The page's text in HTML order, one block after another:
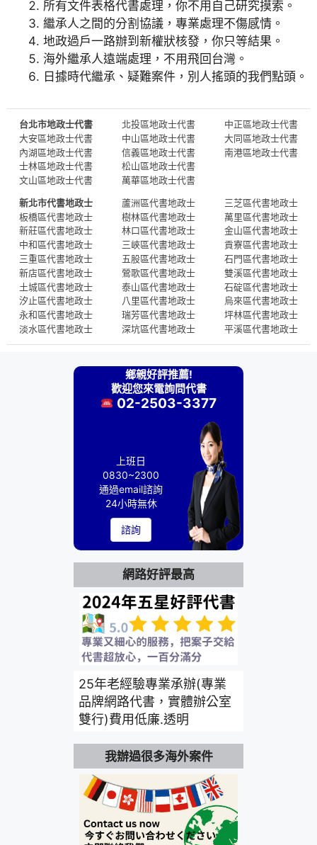
所有文件表格代書處理，你不用自己研究摸索。
繼承人之間的分割協議，專業處理不傷感情。
地政過戶一路辦到新權狀核發，你只等結果。
海外繼承人遠端處理，不用飛回台灣。
日據時代繼承、疑難案件，別人搖頭的我們點頭。
台北市地政士代書
大安區地政士代書
內湖區地政士代書
士林區地政士代書
文山區地政士代書
北投區地政士代書
中山區地政士代書
信義區地政士代書
松山區地政士代書
萬華區地政士代書
中正區地政士代書
大同區地政士代書
南港區地政士代書
新北市代書地政士
板橋區代書地政士
新莊區代書地政士
中和區代書地政士
三重區代書地政士
新店區代書地政士
土城區代書地政士
汐止區代書地政士
永和區代書地政士
淡水區代書地政士
蘆洲區代書地政士
樹林區代書地政士
林口區代書地政士
三峽區代書地政士
五股區代書地政士
鶯歌區代書地政士
泰山區代書地政士
八里區代書地政士
瑞芳區代書地政士
深坑區代書地政士
三芝區代書地政士
萬里區代書地政士
金山區代書地政士
貢寮區代書地政士
石門區代書地政士
雙溪區代書地政士
石碇區代書地政士
烏來區代書地政士
坪林區代書地政士
平溪區代書地政士
鄉親好評推薦!
歡迎您來電詢問代書
02-2503-3377
上班日
0830~2300
通過email諮詢
24小時無休
諮詢
網路好評最高
25年老經驗專業承辦(專業
品牌網路代書，實體辦公室
雙行)費用低廉.透明
我辦過很多海外案件